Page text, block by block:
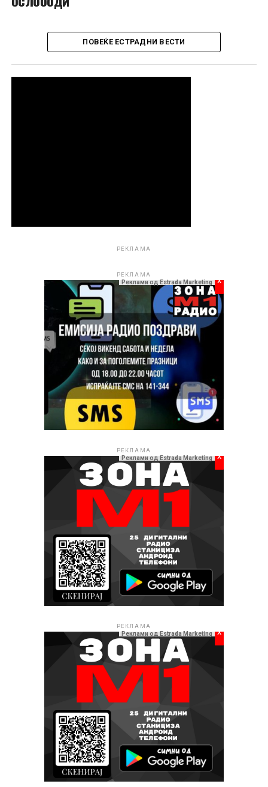
ПОВЕЌЕ ЕСТРАДНИ ВЕСТИ
РЕКЛАМА
РЕКЛАМА
Реклами од Estrada Marketing x
РЕКЛАМА
Реклами од Estrada Marketing x
РЕКЛАМА
Реклами од Estrada Marketing x